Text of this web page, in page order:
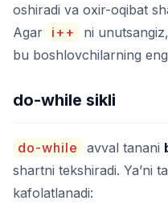
oshiradi va oxir-oqibat
Agar i++
ni
bu boshlovchilarning
do-while sikli
do-while avval tanani
shartni tekshiradi. Ya’ni
kafolatlanadi: